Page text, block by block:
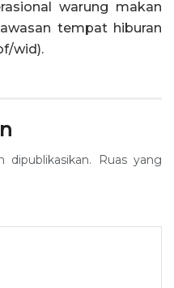
warung makan
tempat hiburan
wid).
Ruas yang